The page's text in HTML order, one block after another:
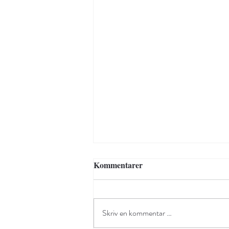
Kommentarer
Skriv en kommentar …